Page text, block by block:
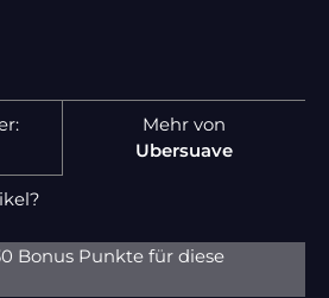
Mehr von
Ubersuave
Bonus Punkte für diese